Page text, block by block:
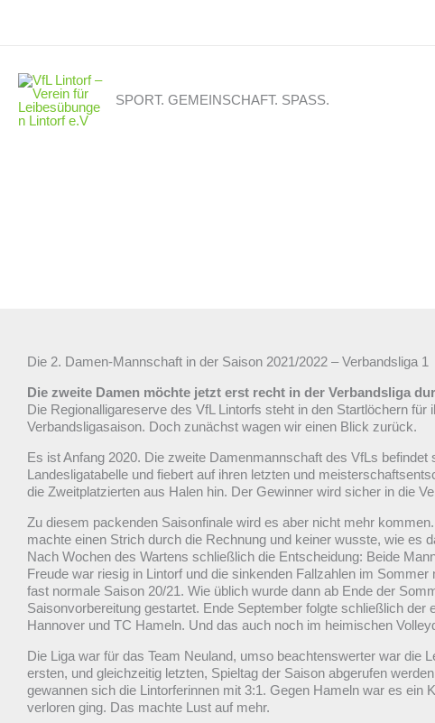
SPORT. GEMEINSCHAFT. SPASS.
Die 2. Damen-Mannschaft in der Saison 2021/2022 – Verbandsliga 1
Die zweite Damen möchte jetzt erst recht in der Verbandsliga
Die Regionalligareserve des VfL Lintorfs steht in den Startlöchern für
Verbandsligasaison. Doch zunächst wagen wir einen Blick zurück.
Es ist Anfang 2020. Die zweite Damenmannschaft des VfLs befindet
Landesligatabelle und fiebert auf ihren letzten und
die Zweitplatzierten aus Halen hin. Der Gewinner wird sicher in die
Zu diesem packenden Saisonfinale wird es aber nicht mehr
machte einen Strich durch die Rechnung und keiner wusste, wie es
Nach Wochen des Wartens schließlich die Entscheidung: Beide
Freude war riesig in Lintorf und die sinkenden Fallzahlen im Sommer
fast normale Saison 20/21. Wie üblich wurde dann ab Ende der
Saisonvorbereitung gestartet. Ende September folgte schließlich der
Hannover und TC Hameln. Und das auch noch im heimischen
Die Liga war für das Team Neuland, umso beachtenswerter war die
ersten, und gleichzeitig letzten, Spieltag der Saison abgerufen
gewannen sich die Lintorferinnen mit 3:1. Gegen Hameln war es ein
verloren ging. Das machte Lust auf mehr.